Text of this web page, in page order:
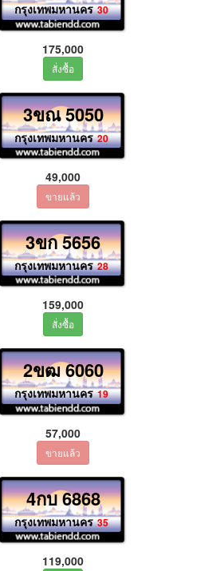
กรุงเทพมหานคร 30
175,000
3ขณ 5050
กรุงเทพมหานคร 20
49,000
3ขก 5656
กรุงเทพมหานคร 28
159,000
2ขฒ 6060
กรุงเทพมหานคร 19
57,000
4กบ 6868
กรุงเทพมหานคร 35
119,000